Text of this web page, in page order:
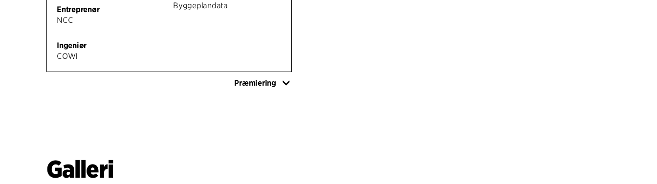
Entreprenør
NCC
Ingeniør
COWI
Byggeplandata
Præmiering
Galleri